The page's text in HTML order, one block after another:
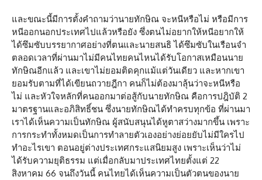
และขณะนี้มีการตั้งคำถามว่านายทักษิณ จะหนีหรือไม่ หรือมีการ
หนีออกนอกประเทศไปแล้วหรือยัง ซึ่งตนไม่อยากให้หนีอยากให้
ได้ซึมซับบรรยากาศอย่างที่ตนและนายสนธิ ได้ซึมซับในเรือนจำ
ตลอดเวลาที่ผ่านมาไม่มีคนไทยคนไหนได้รับโอกาสเหมือนนาย
ทักษิณอีกแล้ว และเขาไม่ยอมติดคุกแม้แต่วันเดียว และหากเขา
ยอมรับตามที่ได้เขียนถวายฎีกา คนก็ไม่ต้องมาลุ้นว่าจะหนีหรือ
ไม่ และหัวใจหลักที่คนออกมาต่อสู้กับนายทักษิณ คือการปฎิบัติ 2
มาตรฐานและอภิสิทธิ์ชน ซึ่งนายทักษิณได้ทำครบทุกข้อ ที่ผ่านมา
เราได้เห็นความเป็นทักษิณ ผู้สนับสนุนได้หูตาสว่างมากขึ้น เพราะ
การกระทำทั้งหมดเป็นการทำลายตัวเองอย่างย่อยยับไม่มีใครไป
ทำอะไรเขา ตอนอยู่ต่างประเทศกระแสนิยมสูง เพราะเห็นว่าไม่
ได้รับความยุติธรรม แต่เมื่อกลับมาประเทศไทยตั้งแต่ 22
สิงหาคม 66 จนถึงวันนี้ คนไทยได้เห็นความเป็นตัวตนของนาย